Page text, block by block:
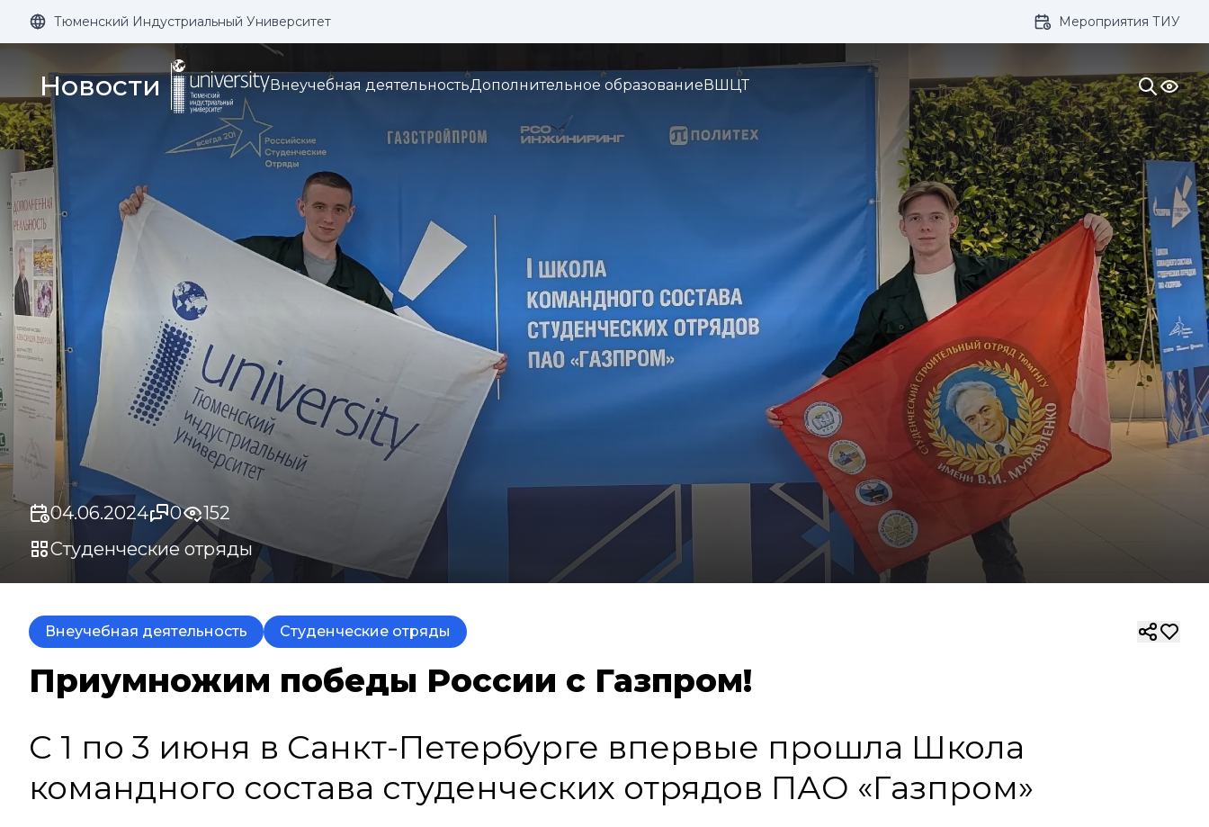
Размер шрифта: Цвет: Изображения: Кернинг: 1x 2x 3x Озвучивание:
Тюменский Индустриальный Университет Мероприятия ТИУ
Новости Внеучебная деятельностьДополнительное образованиеВШЦТ
04.06.2024 0
152
Студенческие отряды
Внеучебная деятельность Студенческие отряды
Приумножим победы России с Газпром!
С 1 по 3 июня в Санкт-Петербурге впервые прошла Школа
командного состава студенческих отрядов ПАО «Газпром»